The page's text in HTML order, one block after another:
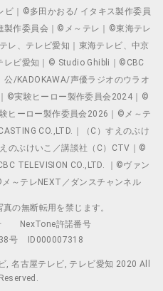
ビ｜©多田かおる/ イタキス製作委員
製作委員会｜©メ～テレ｜©東海テレ
レ、テレビ愛知｜東海テレビ、中京
レビ愛知｜© Studio Ghibli｜©CBC
公/KADOKAWA/声優ラジオのウラオ
©実験ヒーロー製作委員会2024｜©
ヒーロー製作委員会2026｜©メ～テ
CO.,LTD.｜（C）すえのぶけ
のぶけいこ／講談社（C）CTV｜©
TELEVISION CO.,LTD. ｜©ヴァン
～テレNEXT／ダンスチャンネル
の無断転用を禁じます。
NexTone許諾番号
号
ID000007318
, 名古屋テレビ, テレビ愛知 2020 All